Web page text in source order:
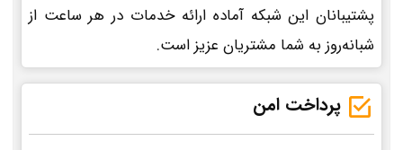
پشتیبانان این شبکه آماده ارائه خدمات در هر ساعت از
شبانه‌روز به شما مشتریان عزیز است.
پرداخت امن